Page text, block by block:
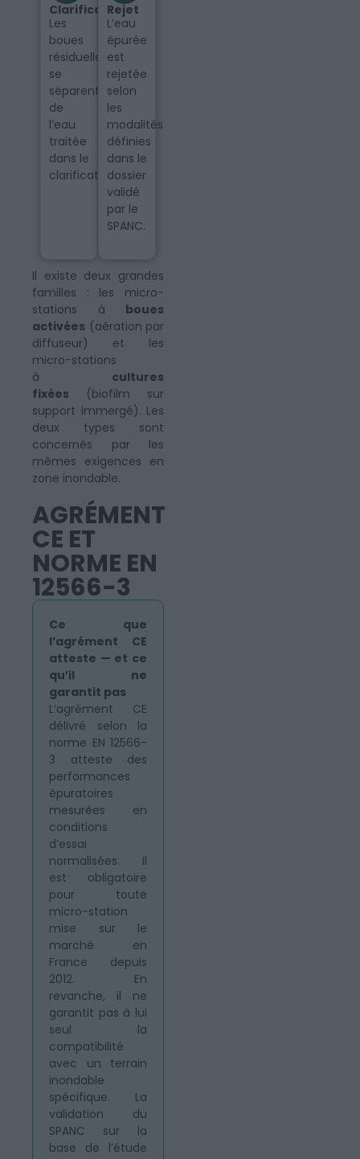
Clarification
Les
boues
résiduelles
se
séparent
de
l’eau
traitée
dans le
clarificateur
Rejet
L’eau
épurée
est
rejetée
selon
les
modalités
définies
dans le
dossier
validé
par le
SPANC.
Il existe deux grandes
familles : les micro-
stations à boues
activées (aération par
diffuseur) et les
micro-stations
à cultures
fixées (biofilm sur
support immergé). Les
deux types sont
concernés par les
mêmes exigences en
zone inondable.
AGRÉMENT
CE ET
NORME EN
12566-3
Ce que
l’agrément CE
atteste — et ce
qu’il ne
garantit pas
L’agrément CE
délivré selon la
norme EN 12566-
3 atteste des
performances
épuratoires
mesurées en
conditions
d’essai
normalisées. Il
est obligatoire
pour toute
micro-station
mise sur le
marché en
France depuis
2012. En
revanche, il ne
garantit pas à lui
seul la
compatibilité
avec un terrain
inondable
spécifique. La
validation du
SPANC sur la
base de l’étude